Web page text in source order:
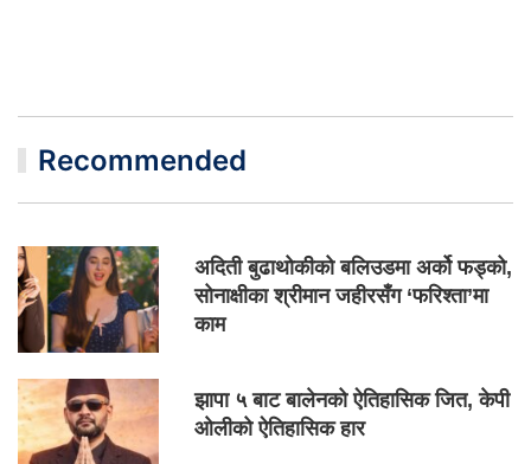
Recommended
अदिती बुढाथोकीको बलिउडमा अर्को फड्को,
सोनाक्षीका श्रीमान जहीरसँग ‘फरिश्ता’मा
काम
झापा ५ बाट बालेनको ऐतिहासिक जित, केपी
ओलीको ऐतिहासिक हार